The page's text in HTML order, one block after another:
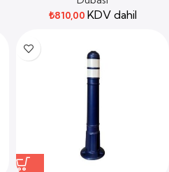
₺810,00 KDV dahil